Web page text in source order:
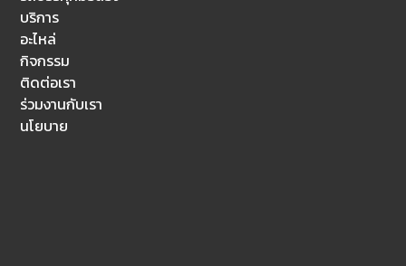
บริการ
อะไหล่
กิจกรรม
ติดต่อเรา
ร่วมงานกับเรา
นโยบาย